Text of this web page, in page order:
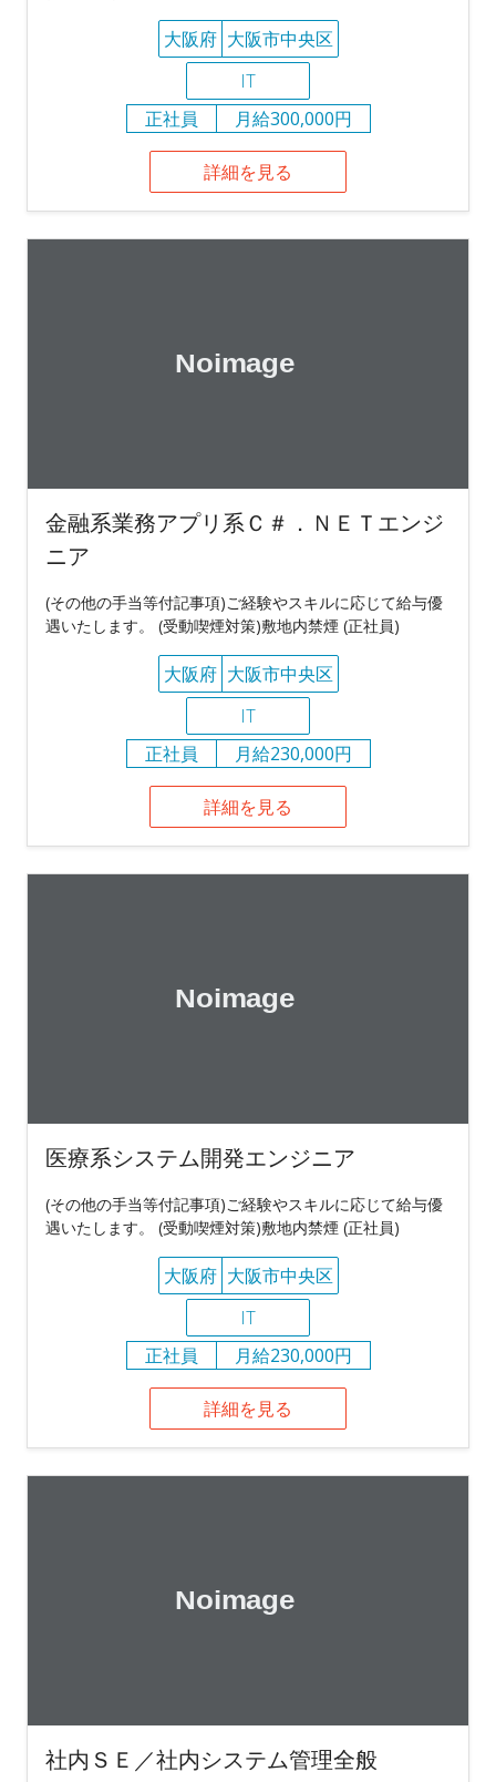
大阪府 大阪市中央区
IT
正社員
月給300,000円
詳細を見る
金融系業務アプリ系Ｃ＃．ＮＥＴエンジ
ニア
(その他の手当等付記事項)ご経験やスキルに応じて給与優
遇いたします。 (受動喫煙対策)敷地内禁煙 (正社員)
大阪府 大阪市中央区
IT
正社員
月給230,000円
詳細を見る
医療系システム開発エンジニア
(その他の手当等付記事項)ご経験やスキルに応じて給与優
遇いたします。 (受動喫煙対策)敷地内禁煙 (正社員)
大阪府 大阪市中央区
IT
正社員
月給230,000円
詳細を見る
社内ＳＥ／社内システム管理全般